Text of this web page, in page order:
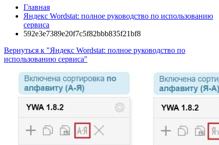
Главная
Яндекс Wordstat: полное руководство по использованию
сервиса
592e3e7389e20f7c5f82bbb835f21bf8
Вернуться к "Яндекс Wordstat: полное руководство по
использованию сервиса"